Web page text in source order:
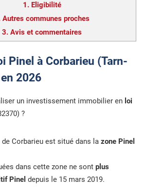
1. Eligibilité
Autres communes proches
3. Avis et commentaires
Pinel à Corbarieu (Tarn-
2026
un investissement immobilier en loi
?
Corbarieu est situé dans la zone Pinel
dans cette zone ne sont plus
Pinel depuis le 15 mars 2019.